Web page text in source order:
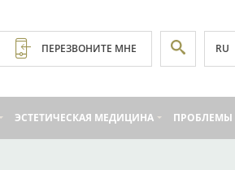
ПЕРЕЗВОНИТЕ МНЕ RU
ЭСТЕТИЧЕСКАЯ МЕДИЦИНА ПРОБЛЕМЫ